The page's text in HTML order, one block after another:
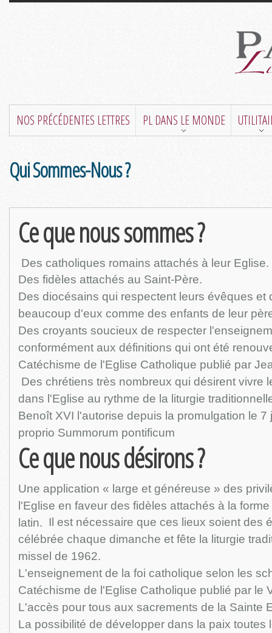
NOS PRÉCÉDENTES LETTRES PL DANS LE MONDE
Qui Sommes-Nous ?
Ce que nous sommes ?
Des catholiques romains attachés à leur Eglise.
Des fidèles attachés au Saint-Père.
Des diocésains qui respectent leurs évêques et
beaucoup d'eux comme des enfants de leur
Des croyants soucieux de respecter
conformément aux définitions qui ont été
Catéchisme de l'Eglise Catholique publié par
Des chrétiens très nombreux qui désirent vivre
dans l'Eglise au rythme de la liturgie
Benoît XVI l'autorise depuis la promulgation le 7
proprio Summorum pontificum
Ce que nous désirons ?
Une application « large et généreuse » des
l'Eglise en faveur des fidèles attachés à la
latin. Il est nécessaire que ces lieux soient des
célébrée chaque dimanche et fête la liturgie
missel de 1962.
L'enseignement de la foi catholique selon les
Catéchisme de l'Eglise Catholique publié par le
L'accès pour tous aux sacrements de la Sainte
La possibilité de développer dans la paix toutes